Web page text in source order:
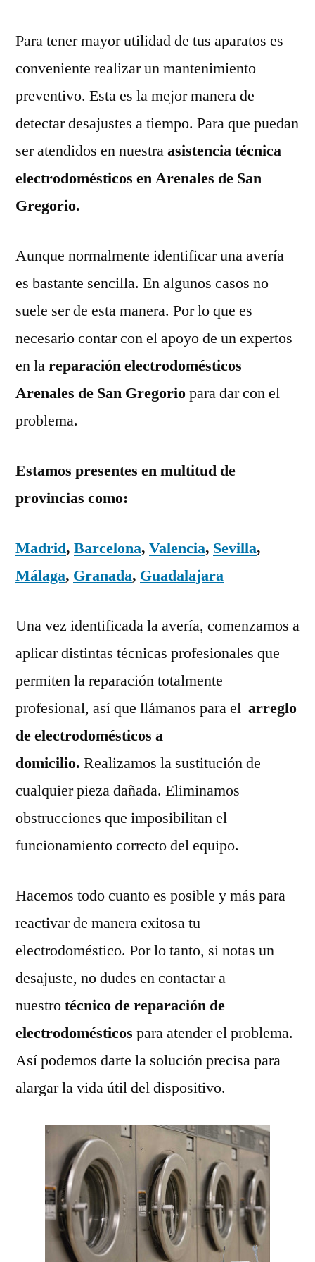
Para tener mayor utilidad de tus aparatos es
conveniente realizar un mantenimiento
preventivo. Esta es la mejor manera de
detectar desajustes a tiempo. Para que puedan
ser atendidos en nuestraasistencia técnica
electrodomésticos en Arenales de San
Gregorio.
Aunque normalmente identificar una avería
es bastante sencilla. En algunos casos no
suele ser de esta manera. Por lo que es
necesario contar con el apoyo de un expertos
en lareparación electrodomésticos
Arenales de San Gregoriopara dar con el
problema.
Estamos presentes en multitud de
provincias como:
Madrid, Barcelona, Valencia, Sevilla,
Málaga, Granada, Guadalajara
Una vez identificada la avería, comenzamos a
aplicar distintas técnicas profesionales que
permiten la reparación totalmente
profesional, así que llámanos para el arreglo
de electrodomésticos a
domicilio. Realizamos la sustitución de
cualquier pieza dañada. Eliminamos
obstrucciones que imposibilitan el
funcionamiento correcto del equipo.
Hacemos todo cuanto es posible y más para
reactivar de manera exitosa tu
electrodoméstico. Por lo tanto, si notas un
desajuste, no dudes en contactar a
nuestrotécnico de reparación de
electrodomésticos para atender el problema.
Así podemos darte la solución precisa para
alargar la vida útil del dispositivo.